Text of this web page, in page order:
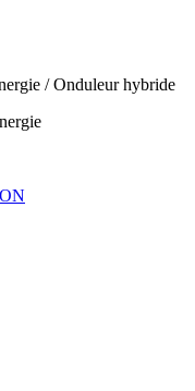
/ Onduleur hybride